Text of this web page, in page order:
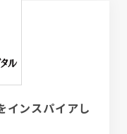
ンスパイアし